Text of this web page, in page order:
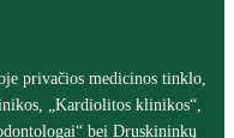
privačios medicinos tinklo,
„Kardiolitos klinikos“,
bei Druskininkų